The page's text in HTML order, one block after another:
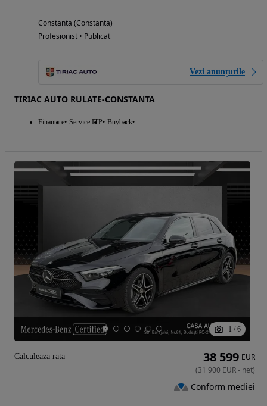
Constanta (Constanta)
Profesionist • Publicat
Vezi anunțurile
TIRIAC AUTO RULATE-CONSTANTA
Finantare Service ITP Buyback
1 / 6
38 599 EUR
(31 900 EUR- net)
Conform mediei
Calculeaza rata